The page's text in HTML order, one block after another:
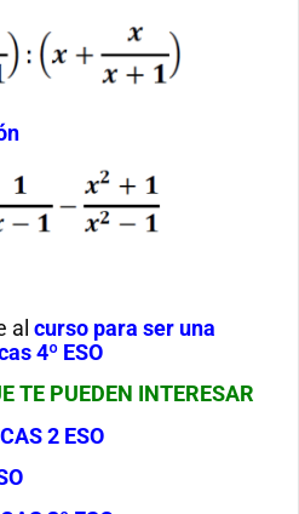
al curso para ser una
4º ESO
TE PUEDEN INTERESAR
2 ESO